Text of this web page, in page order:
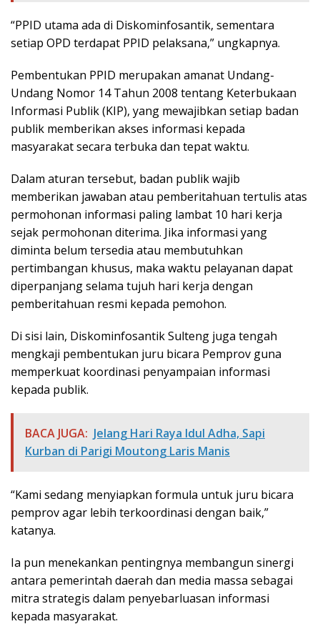
“PPID utama ada di Diskominfosantik, sementara
setiap OPD terdapat PPID pelaksana,” ungkapnya.
Pembentukan PPID merupakan amanat Undang-
Undang Nomor 14 Tahun 2008 tentang Keterbukaan
Informasi Publik (KIP), yang mewajibkan setiap badan
publik memberikan akses informasi kepada
masyarakat secara terbuka dan tepat waktu.
Dalam aturan tersebut, badan publik wajib
memberikan jawaban atau pemberitahuan tertulis atas
permohonan informasi paling lambat 10 hari kerja
sejak permohonan diterima. Jika informasi yang
diminta belum tersedia atau membutuhkan
pertimbangan khusus, maka waktu pelayanan dapat
diperpanjang selama tujuh hari kerja dengan
pemberitahuan resmi kepada pemohon.
Di sisi lain, Diskominfosantik Sulteng juga tengah
mengkaji pembentukan juru bicara Pemprov guna
memperkuat koordinasi penyampaian informasi
kepada publik.
BACA JUGA: Jelang Hari Raya Idul Adha, Sapi
Kurban di Parigi Moutong Laris Manis
“Kami sedang menyiapkan formula untuk juru bicara
pemprov agar lebih terkoordinasi dengan baik,”
katanya.
Ia pun menekankan pentingnya membangun sinergi
antara pemerintah daerah dan media massa sebagai
mitra strategis dalam penyebarluasan informasi
kepada masyarakat.